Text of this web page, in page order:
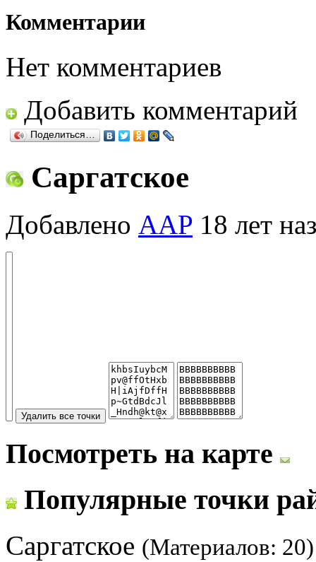
Комментарии
Нет комментариев
Добавить комментарий
Поделиться…
Саргатское
Добавлено AAP 18 лет
Посмотреть на карте
Популярные точки
Саргатское (Материалов: 20)